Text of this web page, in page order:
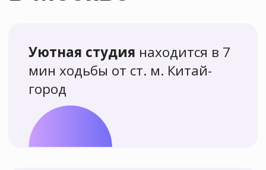
Мы регулярно
выставки
работ наших
учеников